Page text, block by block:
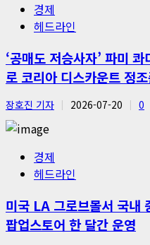
경제
헤드라인
‘공매도 저승사자’ 파미
로 코리아 디스카운트 정
장호진 기자 2026-07-20 0
경제
헤드라인
미국 LA 그로브몰서 국내
팝업스토어 한 달간 운영